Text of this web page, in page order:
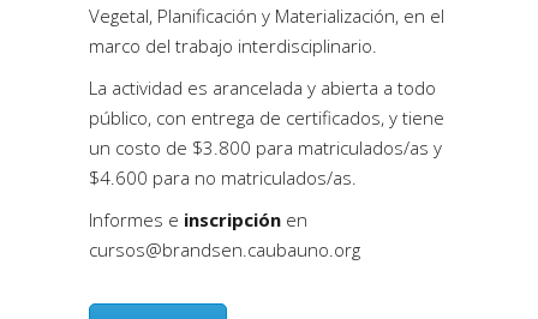
Vegetal, Planificación y Materialización, en el
marco del trabajo interdisciplinario.
La actividad es arancelada y abierta a todo
público, con entrega de certificados, y tiene
un costo de $3.800 para matriculados/as y
$4.600 para no matriculados/as.
Informes e inscripción en
cursos@brandsen.caubauno.org